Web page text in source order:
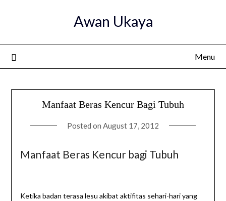
Awan Ukaya
Menu
Manfaat Beras Kencur Bagi Tubuh
Posted on August 17, 2012
Manfaat Beras Kencur bagi Tubuh
Ketika badan terasa lesu akibat aktifitas sehari-hari yang